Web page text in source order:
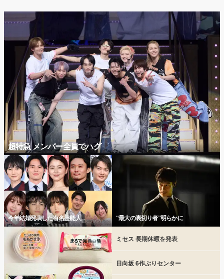
超特急 メンバー全員でハグ
今年結婚発表した有名芸能人 “最大の裏切り者”明らかに
ミセス 長期休暇を発表
日向坂 6作ぶりセンター